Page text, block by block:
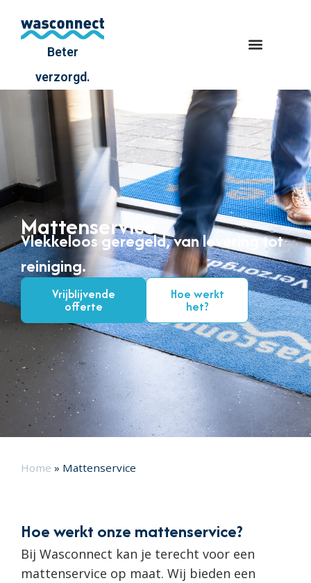
Beter
verzorgd.
Mattenservice
Vlekkeloos geregeld, van levering tot
reiniging.
Vrijblijvende
offerte
Hoe werkt
het?
Home » Mattenservice
Hoe werkt onze mattenservice?
Bij Wasconnect kan je terecht voor een
mattenservice op maat. Wij bieden een